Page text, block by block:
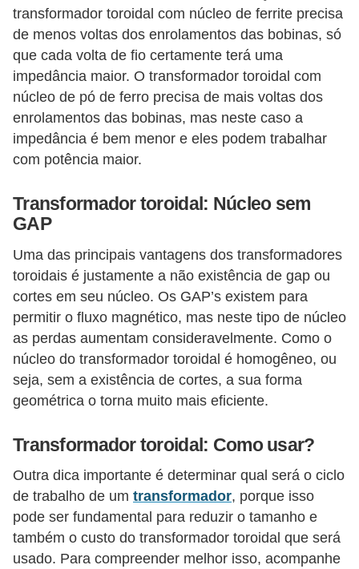
transformador toroidal com núcleo de ferrite precisa
de menos voltas dos enrolamentos das bobinas, só
que cada volta de fio certamente terá uma
impedância maior. O transformador toroidal com
núcleo de pó de ferro precisa de mais voltas dos
enrolamentos das bobinas, mas neste caso a
impedância é bem menor e eles podem trabalhar
com potência maior.
Transformador toroidal: Núcleo sem
GAP
Uma das principais vantagens dos transformadores
toroidais é justamente a não existência de gap ou
cortes em seu núcleo. Os GAP’s existem para
permitir o fluxo magnético, mas neste tipo de núcleo
as perdas aumentam consideravelmente. Como o
núcleo do transformador toroidal é homogêneo, ou
seja, sem a existência de cortes, a sua forma
geométrica o torna muito mais eficiente.
Transformador toroidal: Como usar?
Outra dica importante é determinar qual será o ciclo
de trabalho de um transformador, porque isso
pode ser fundamental para reduzir o tamanho e
também o custo do transformador toroidal que será
usado. Para compreender melhor isso, acompanhe
r
e
l
e
t
r
c
s
t
a
H
i
s
ó
i
a
s
d